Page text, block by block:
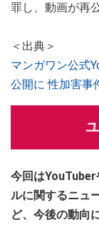
罪し、動画が再
＜出典＞
マンガワン公式
公開に 性加害事
今回は
ルに関するニュ
ど、今後の動向